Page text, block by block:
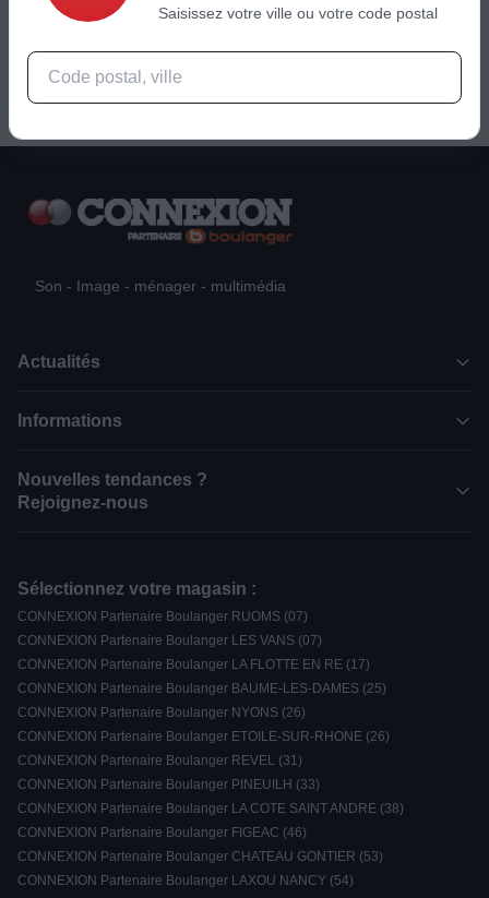
Ajouter au panier
Son - Image - ménager - multimédia
Actualités
Informations
Nouvelles tendances ?
Rejoignez-nous
Sélectionnez votre magasin :
CONNEXION Partenaire Boulanger RUOMS (07)
CONNEXION Partenaire Boulanger LES VANS (07)
CONNEXION Partenaire Boulanger LA FLOTTE EN RE (17)
CONNEXION Partenaire Boulanger BAUME-LES-DAMES (25)
CONNEXION Partenaire Boulanger NYONS (26)
CONNEXION Partenaire Boulanger ETOILE-SUR-RHONE (26)
CONNEXION Partenaire Boulanger REVEL (31)
CONNEXION Partenaire Boulanger PINEUILH (33)
CONNEXION Partenaire Boulanger LA COTE SAINT ANDRE (38)
CONNEXION Partenaire Boulanger FIGEAC (46)
CONNEXION Partenaire Boulanger CHATEAU GONTIER (53)
CONNEXION Partenaire Boulanger LAXOU NANCY (54)
Saisissez votre ville ou votre code postal